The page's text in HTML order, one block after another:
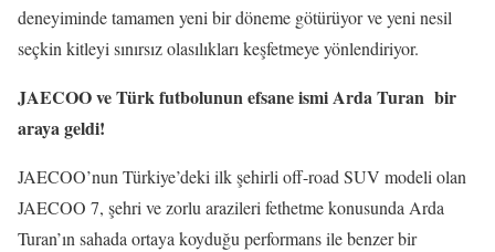
deneyiminde tamamen yeni bir döneme götürüyor ve yeni nesil
seçkin kitleyi sınırsız olasılıkları keşfetmeye yönlendiriyor.
JAECOO ve Türk futbolunun efsane ismi Arda Turan bir
araya geldi!
JAECOO’nun Türkiye’deki ilk şehirli off-road SUV modeli olan
JAECOO 7, şehri ve zorlu arazileri fethetme konusunda Arda
Turan’ın sahada ortaya koyduğu performans ile benzer bir